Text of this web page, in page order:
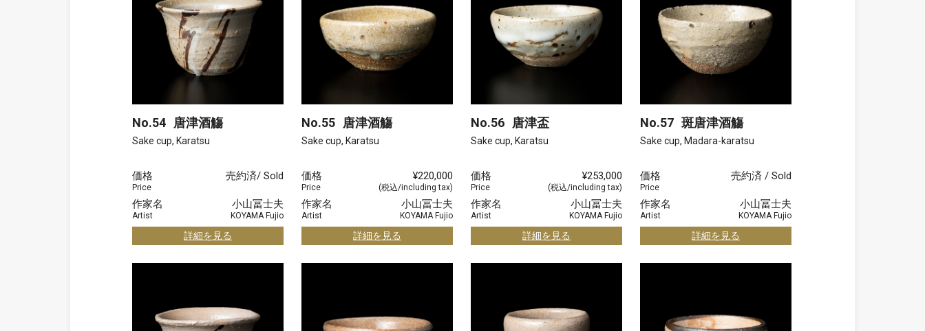
No.54 唐津酒觴
Sake cup, Karatsu
価格
Price
売約済/ Sold
作家名
Artist
小山冨士夫
KOYAMA Fujio
詳細を見る
No.55 唐津酒觴
Sake cup, Karatsu
価格
Price
¥220,000
(税込/including tax)
作家名
Artist
小山冨士夫
KOYAMA Fujio
詳細を見る
No.56 唐津盃
Sake cup, Karatsu
価格
Price
¥253,000
(税込/including tax)
作家名
Artist
小山冨士夫
KOYAMA Fujio
詳細を見る
No.57 斑唐津酒觴
Sake cup, Madara-karatsu
価格
Price
売約済 / Sold
作家名
Artist
小山冨士夫
KOYAMA Fujio
詳細を見る